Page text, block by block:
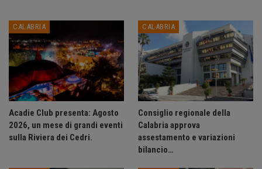
CALABRIA
Acadie Club presenta: Agosto
2026, un mese di grandi eventi
sulla Riviera dei Cedri.
CALABRIA
Consiglio regionale della
Calabria approva
assestamento e variazioni
bilancio…